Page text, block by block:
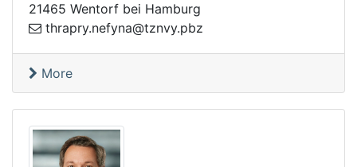
21465 Wentorf bei Hamburg
zbp.yvnzt@anyfen.yr
parht
More